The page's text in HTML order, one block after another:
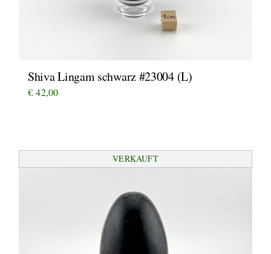
Shiva Lingam schwarz #23004 (L)
€ 42,00
VERKAUFT